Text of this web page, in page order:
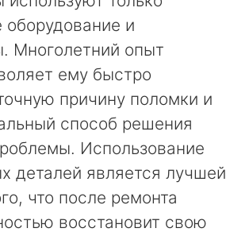
оборудование и
Многолетний опыт
ему быстро
причину поломки и
способ решения
Использование
деталей является лучшей
что после ремонта
восстановит свою